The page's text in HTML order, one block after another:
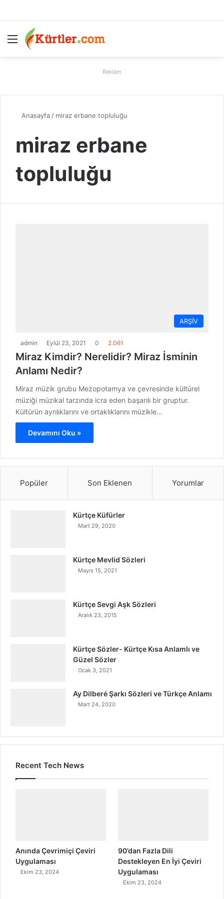
Menü
Reklam
Anasayfa / miraz erbane topluluğu
miraz erbane
topluluğu
ARŞİV
admin Eylül 23, 2021 0 2.061
Miraz Kimdir? Nerelidir? Miraz İsminin
Anlamı Nedir?
Miraz müzik grubu Mezopotamya ve çevresinde kültürel
müziği müzikal tarzında icra eden başarılı bir gruptur.
Kültürün ayrılıklarını ve ortaklıklarını müzikle…
Devamını Oku »
Popüler Son Eklenen Yorumlar
Kürtçe Küfürler
Mart 29, 2020
Kürtçe Mevlid Sözleri
Mayıs 15, 2021
Kürtçe Sevgi Aşk Sözleri
Aralık 23, 2015
Kürtçe Sözler- Kürtçe Kısa Anlamlı ve
Güzel Sözler
Ocak 3, 2021
Ay Dilberé Şarkı Sözleri ve Türkçe Anlamı
Mart 24, 2020
Recent Tech News
Anında Çevrimiçi Çeviri
Uygulaması
Ekim 23, 2024
90’dan Fazla Dili
Destekleyen En İyi Çeviri
Uygulaması
Ekim 23, 2024